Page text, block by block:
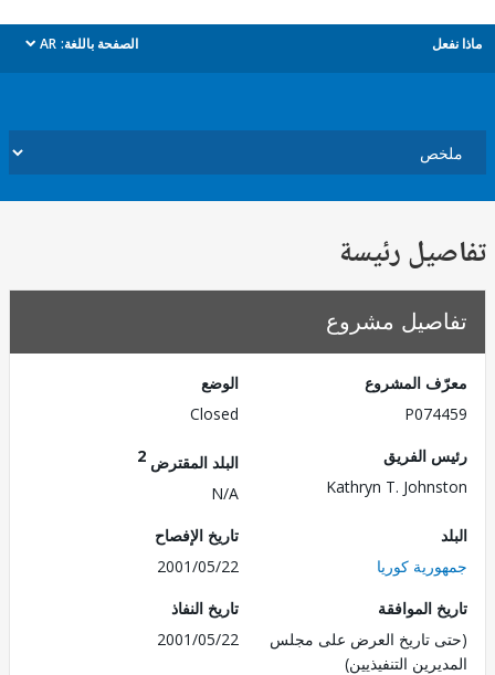
الصفحة باللغة: AR
dropdown
رئيسة
مشروع
المشروع
الفريق
Kathryn T.
البلد المقترض
كوريا
تاريخ الإفصاح
2001/05/22
الموافقة
تاريخ العرض على مجلس
التنفيذيين)
تاريخ النفاذ
2001/05/22